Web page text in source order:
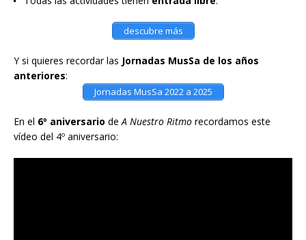
descubre más
Y si quieres recordar las Jornadas MusSa de los años
anteriores:
Jornadas MusSa 2022 a 2025
En el 6º aniversario deA Nuestro Ritmo recordamos este
vídeo del 4º aniversario: